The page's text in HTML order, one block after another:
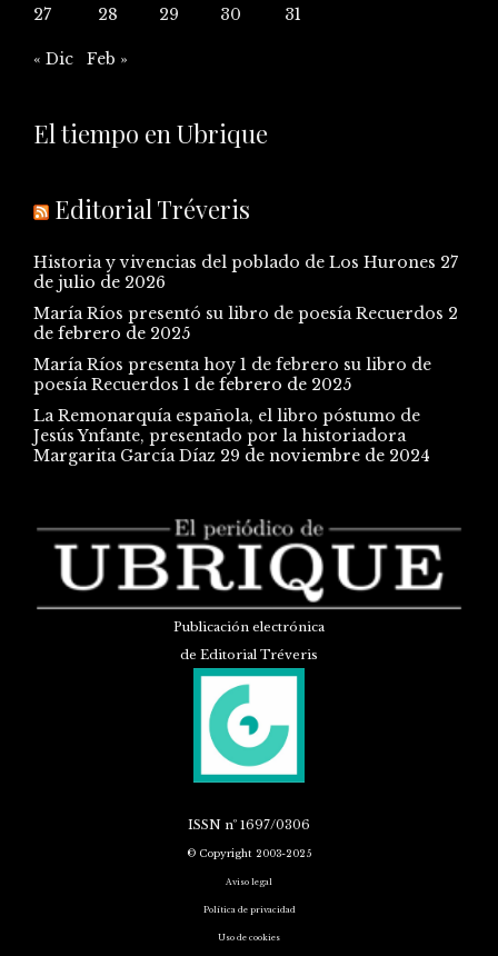
27
28 29 30 31
« Dic Feb »
El tiempo en Ubrique
Editorial Tréveris
Historia y vivencias del poblado de Los Hurones 27
de julio de 2026
María Ríos presentó su libro de poesía Recuerdos 2
de febrero de 2025
María Ríos presenta hoy 1 de febrero su libro de
poesía Recuerdos 1 de febrero de 2025
La Remonarquía española, el libro póstumo de
Jesús Ynfante, presentado por la historiadora
Margarita García Díaz 29 de noviembre de 2024
Publicación electrónica
de Editorial Tréveris
ISSN nº 1697/0306
© Copyright 2003-2025
Aviso legal
Política de privacidad
Uso de cookies